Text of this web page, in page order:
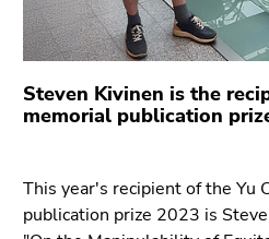
Positionsanzeige
(Zugriffstaste
2)
Zur
Hauptnavigation
Zu
den
Steven Kivinen is the
memorial publication
This year's recipient of the Yu
publication prize 2023 is